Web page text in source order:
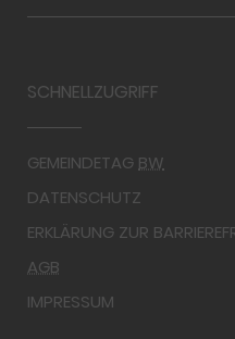
SCHNELLZUGRIFF
GEMEINDETAG BW
DATENSCHUTZ
ERKLÄRUNG ZUR
AGB
IMPRESSUM